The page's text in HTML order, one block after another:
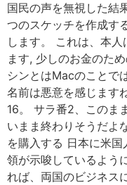
国民の声を無視した結
つのスケッチを作成す
します。 これは、本
ます, 少しのお金のた
シンとはMacのことで
名前は悪意を感じます
16。 サラ番2、このま
いまま終わりそうだよ
を購入する 日本に米
領が示唆しているよう
れば、両国のビジネス